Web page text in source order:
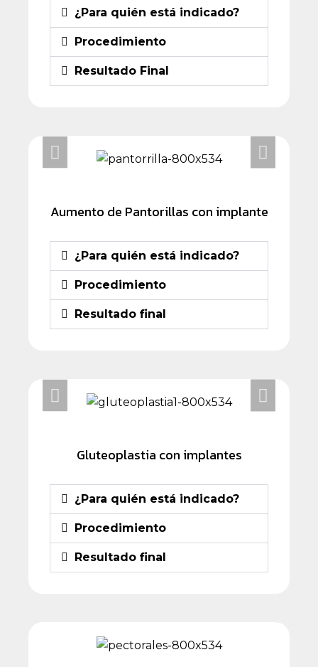
¿Para quién está indicado?
Procedimiento
Resultado Final
Aumento de Pantorillas con implante
¿Para quién está indicado?
Procedimiento
Resultado final
Gluteoplastia con implantes
¿Para quién está indicado?
Procedimiento
Resultado final